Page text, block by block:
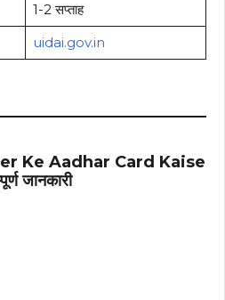
1-2 सप्ताह
uidai.gov.in
Ke Aadhar Card Kaise
जानकारी